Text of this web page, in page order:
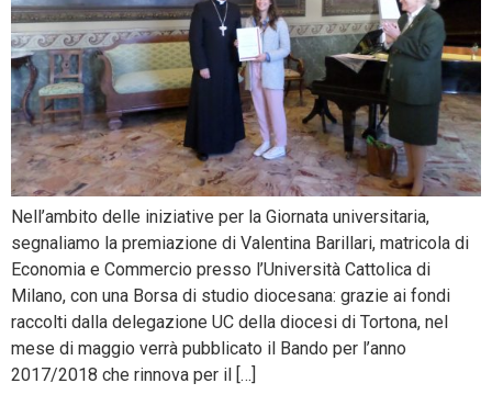
Nell’ambito delle iniziative per la Giornata universitaria,
segnaliamo la premiazione di Valentina Barillari, matricola di
Economia e Commercio presso l’Università Cattolica di
Milano, con una Borsa di studio diocesana: grazie ai fondi
raccolti dalla delegazione UC della diocesi di Tortona, nel
mese di maggio verrà pubblicato il Bando per l’anno
2017/2018 che rinnova per il […]